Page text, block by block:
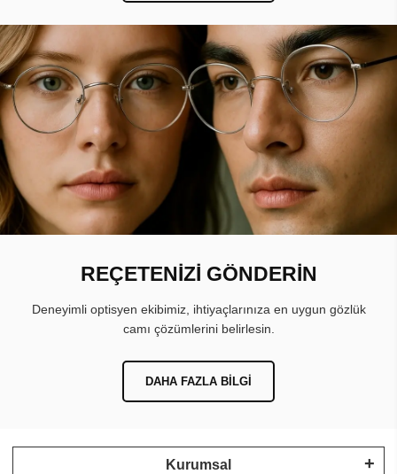
REÇETENİZİ GÖNDERİN
Deneyimli optisyen ekibimiz, ihtiyaçlarınıza en uygun gözlük
camı çözümlerini belirlesin.
DAHA FAZLA BILGI
Kurumsal